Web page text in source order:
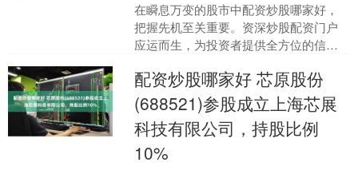
在瞬息万变的股市中配资炒股哪家好，
把握先机至关重要。资深炒股配资门户
应运而生，为投资者提供全方位的信息
地。 确保配资平台受权威....
配资炒股哪家好 芯原股份
(688521)参股成立上海芯展
科技有限公司，持股比例
10%